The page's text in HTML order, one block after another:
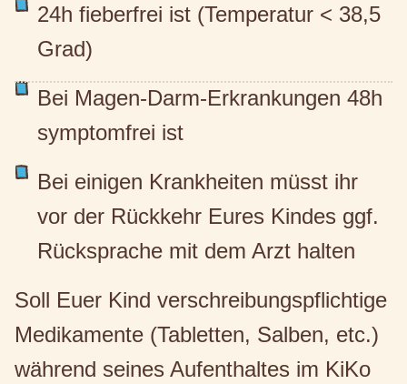
24h fieberfrei ist (Temperatur < 38,5
Grad)
Bei Magen-Darm-Erkrankungen 48h
symptomfrei ist
Bei einigen Krankheiten müsst ihr
vor der Rückkehr Eures Kindes ggf.
Rücksprache mit dem Arzt halten
Soll Euer Kind verschreibungspflichtige
Medikamente (Tabletten, Salben, etc.)
während seines Aufenthaltes im KiKo